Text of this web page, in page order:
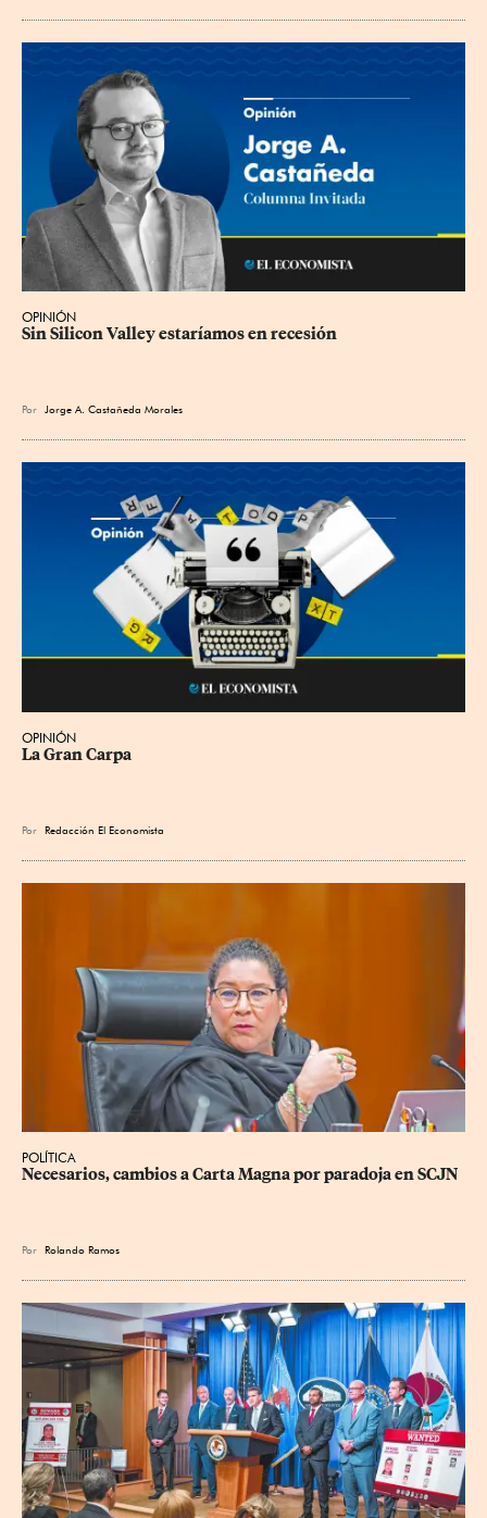
OPINIÓN
Sin Silicon Valley estaríamos en recesión
Por Jorge A. Castañeda Morales
OPINIÓN
La Gran Carpa
Por Redacción El Economista
POLÍTICA
Necesarios, cambios a Carta Magna por paradoja en SCJN
Por Rolando Ramos